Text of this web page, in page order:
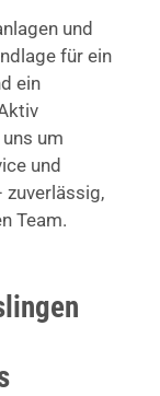
und
für ein
ein
um
und
zuverlässig,
Team.